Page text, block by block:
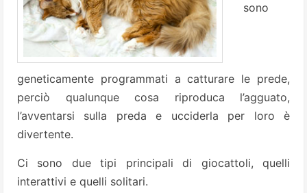
sono
geneticamente programmati a catturare le prede,
perciò qualunque cosa riproduca l’agguato,
l’avventarsi sulla preda e ucciderla per loro è
divertente.
Ci sono due tipi principali di giocattoli, quelli
interattivi e quelli solitari.